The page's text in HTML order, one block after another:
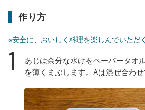
作り方
※安全に、おいしく料理を楽しんでいただ
1
あじは余分な水けをペーパータオ
を薄くまぶします。Aは混ぜ合わせ